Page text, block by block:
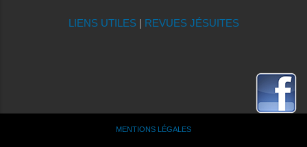
LIENS UTILES| REVUES JÉSUITES
MENTIONS LÉGALES